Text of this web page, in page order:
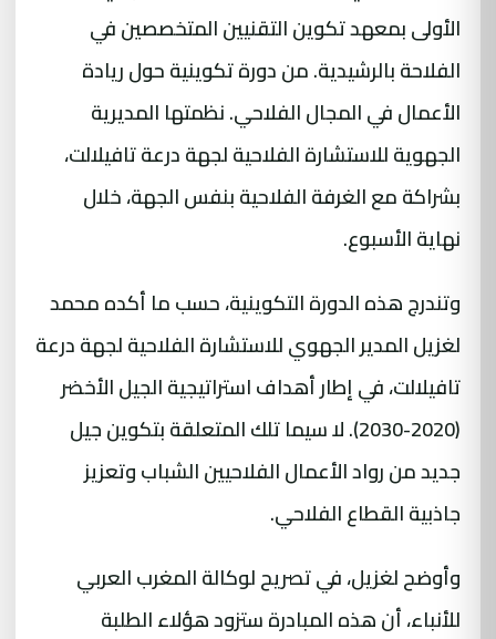
الأولى بمعهد تكوين التقنيين المتخصصين في
الفلاحةبالرشيدية. من دورة تكوينية حول ريادة
الأعمال في المجال الفلاحي. نظمتها المديرية
الجهوية للاستشارة الفلاحية لجهة درعة تافيلالت،
بشراكة مع الغرفة الفلاحية بنفس الجهة، خلال
نهاية الأسبوع.
وتندرج هذه الدورة التكوينية، حسب ما أكده محمد
لغزيلالمدير الجهوي للاستشارة الفلاحيةلجهة درعة
تافيلالت، في إطار أهداف استراتيجية الجيل الأخضر
(2020-2030). لا سيما تلك المتعلقة بتكوين جيل
جديد من رواد الأعمال الفلاحيين الشباب وتعزيز
جاذبية القطاع الفلاحي.
وأوضح لغزيل، في تصريح لوكالة المغرب العربي
للأنباء، أن هذه المبادرة ستزود هؤلاء الطلبة